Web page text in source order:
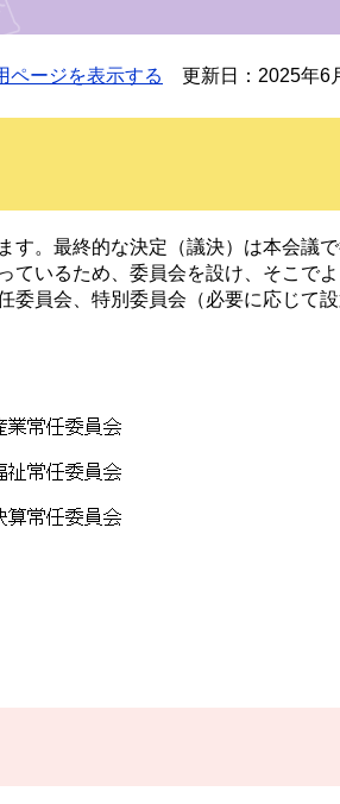
ページを表示する 更新日：2025年6
す。最終的な決定（議決）は本会議
ているため、委員会を設け、そこで
委員会、特別委員会（必要に応じて